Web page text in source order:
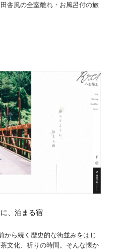
舎風の全室離れ・お風呂付の旅
、泊まる宿
から続く歴史的な街並みをはじ
文化、祈りの時間。そんな懐か